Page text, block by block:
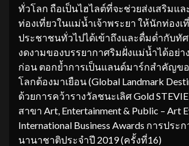
ทั่วโลก ถือเป็นไฮไลต์ที่จะช่วยส่งเสริมแ
ท่องเที่ยวในแม่น้ำเจ้าพระยา ให้นักท่องเ
ประชาชนทั่วไปได้เข้าถึงและดื่มด่ำกับทั
งดงามของบรรยากาศริมฝั่งแม่น้ำได้อย่า
ก่อน ตอกย้ำการเป็นแลนด์มาร์กสำคัญข
โลกต้องมาเยือน (Global Landmark
ด้วยการคว้ารางวัลชนะเลิศ Gold
สาขา Art, Entertainment & Public – Art
International Business Awards การประ
นานาชาติประจำปี 2019 (ครั้งที่16)